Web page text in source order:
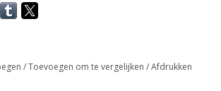
/Toevoegen om te vergelijken /Afdrukken